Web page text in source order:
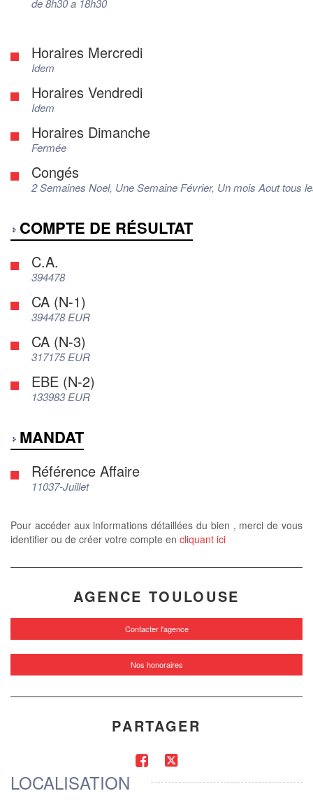
de 8h30 a 18h30
Horaires Mercredi
Idem
Horaires Vendredi
Idem
Horaires Dimanche
Fermée
Congés
2 Semaines Noel, Une Semaine Février, Un mois Aout tous
COMPTE DE RÉSULTAT
C.A.
394478
CA (N-1)
394478 EUR
CA (N-3)
317175 EUR
EBE (N-2)
133983 EUR
MANDAT
Référence Affaire
11037-Juillet
Pour accéder aux informations détaillées du bien , merci de vous
identifier ou de créer votre compte en cliquant ici
AGENCE TOULOUSE
Contacter l'agence
Nos honoraires
PARTAGER
LOCALISATION